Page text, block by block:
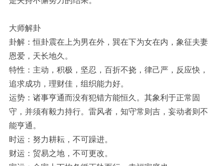
大师解卦
卦解：恒卦震在上为男在外，巽在下为女在内，象征夫妻
恩爱，天长地久。
特性：主动，积极，坚忍，百折不挠，律己严，反应快，
追求成功，理财佳，组织能力好。
运势：诸事亨通而没有犯错方能恒久。其象利于正常固
守，并须有毅力持行。雷风者，知守常则吉，妄动者则不
能亨通。
时运：努力耕耘，不可躁进。
财运：贸易之地，不可更改。